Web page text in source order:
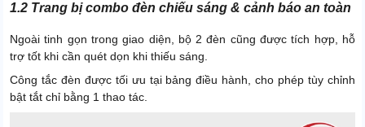
1.2 Trang bị combo đèn chiếu sáng & cảnh báo an toàn
Ngoài tinh gọn trong giao diện, bộ 2 đèn cũng được tích hợp, hỗ
trợ tốt khi cần quét dọn khi thiếu sáng.
Công tắc đèn được tối ưu tại bảng điều hành, cho phép tùy chỉnh
bật tắt chỉ bằng 1 thao tác.